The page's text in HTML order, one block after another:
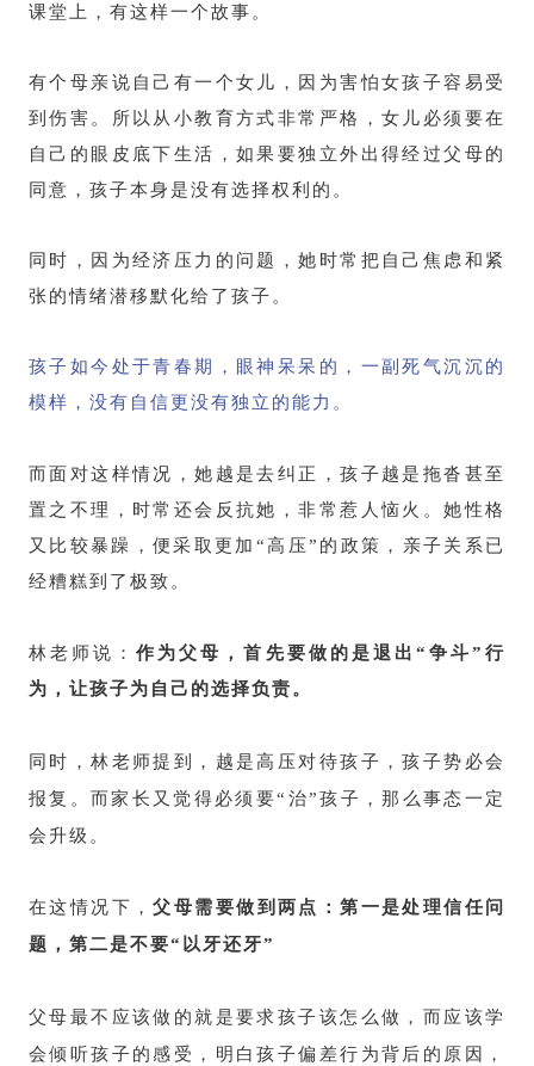
课堂上，有这样一个故事。
有个母亲说自己有一个女儿，因为害怕女孩子容易受
到伤害。所以从小教育方式非常严格，女儿必须要在
自己的眼皮底下生活，如果要独立外出得经过父母的
同意，孩子本身是没有选择权利的。
同时，因为经济压力的问题，她时常把自己焦虑和紧
张的情绪潜移默化给了孩子。
孩子如今处于青春期，眼神呆呆的，一副死气沉沉的
模样，没有自信更没有独立的能力。
而面对这样情况，她越是去纠正，孩子越是拖沓甚至
置之不理，时常还会反抗她，非常惹人恼火。她性格
又比较暴躁，便采取更加“高压”的政策，亲子关系已
经糟糕到了极致。
林老师说：作为父母，首先要做的是退出“争斗”行
为，让孩子为自己的选择负责。
同时，林老师提到，越是高压对待孩子，孩子势必会
报复。而家长又觉得必须要“治”孩子，那么事态一定
会升级。
在这情况下，父母需要做到两点：第一是处理信任问
题，第二是不要“以牙还牙”
父母最不应该做的就是要求孩子该怎么做，而应该学
会倾听孩子的感受，明白孩子偏差行为背后的原因，